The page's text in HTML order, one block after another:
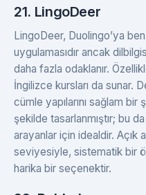
21. LingoDeer
LingoDeer, Duolingo’ya
uygulamasıdır ancak
daha fazla odaklanır.
İngilizce kursları da sunar.
cümle yapılarını sağlam bir
şekilde tasarlanmıştır; bu
arayanlar için idealdir. Açık
seviyesiyle, sistematik bir
harika bir seçenektir.